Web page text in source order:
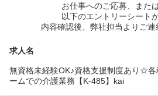
お仕事へのご応募、また
以下のエントリーシート
内容確認後、弊社担当よりご連
求人名
無資格未経験OK♪資格支援制度あり☆
ームでの介護業務【K-485】kai